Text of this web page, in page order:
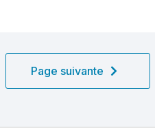
Page suivante